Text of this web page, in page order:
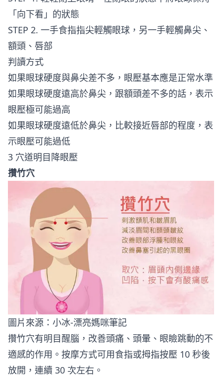
「向下看」的狀態
STEP 2. 一手食指指尖輕觸眼球，另一手輕觸鼻尖、
額頭、唇部
判讀方式
如果眼球硬度與鼻尖差不多，眼壓基本應是正常水準
如果眼球硬度遠高於鼻尖，跟額頭差不多的話，表示
眼壓極可能過高
如果眼球硬度遠低於鼻尖，比較接近唇部的程度，表
示眼壓可能過低
3 穴道明目降眼壓
攢竹穴
圖片來源： 小冰-漂亮媽咪筆記
攢竹穴有明目醒腦，改善頭痛、頭暈、眼瞼跳動的不
適感的作用。按摩方式可用食指或拇指按壓 10 秒後
放開，連續 30 次左右。